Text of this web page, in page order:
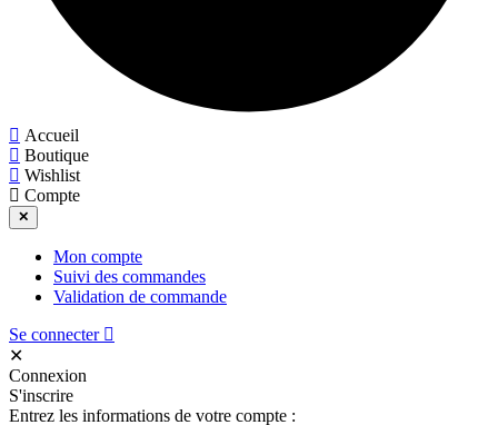
Accueil
Boutique
Wishlist
Compte
✕
Mon compte
Suivi des commandes
Validation de commande
Se connecter
✕
Connexion
S'inscrire
Entrez les informations de votre compte :